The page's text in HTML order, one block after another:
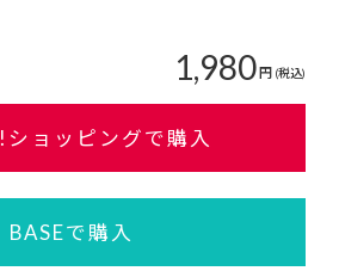
1,980円 (税込)
ョッピングで購入
BASEで購入